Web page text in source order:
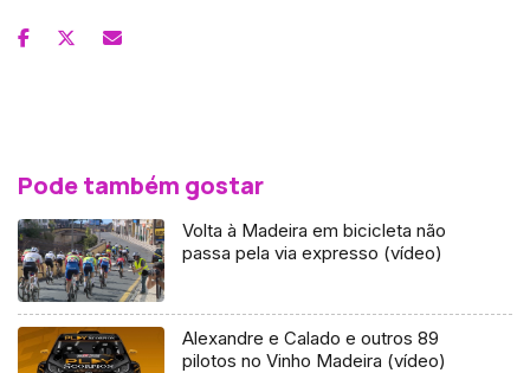
Pode também gostar
Volta à Madeira em bicicleta não
passa pela via expresso (vídeo)
Alexandre e Calado e outros 89
pilotos no Vinho Madeira (vídeo)